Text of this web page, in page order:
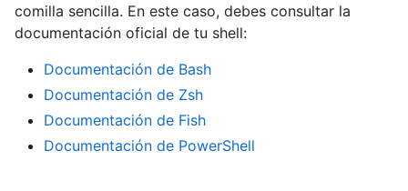
comilla sencilla. En este caso, debes consultar la
documentación oficial de tu shell:
Documentación de Bash
Documentación de Zsh
Documentación de Fish
Documentación de PowerShell